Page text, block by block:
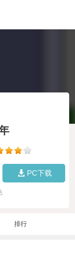
PC下载
排行